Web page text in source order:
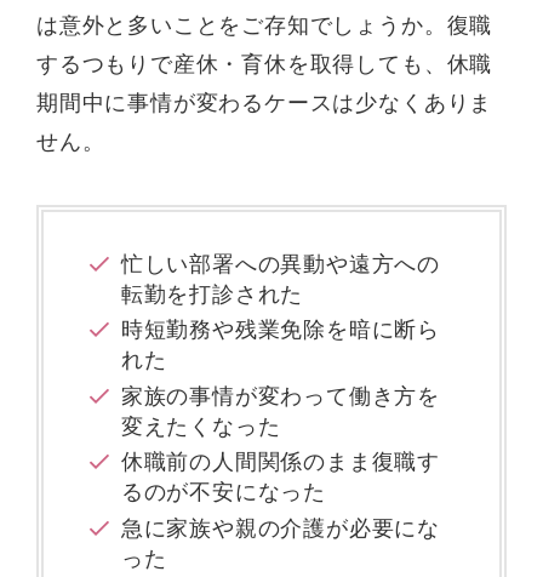
は意外と多いことをご存知でしょうか。復職
するつもりで産休・育休を取得しても、休職
期間中に事情が変わるケースは少なくありま
せん。
忙しい部署への異動や遠方への
転勤を打診された
時短勤務や残業免除を暗に断ら
れた
家族の事情が変わって働き方を
変えたくなった
休職前の人間関係のまま復職す
るのが不安になった
急に家族や親の介護が必要にな
った